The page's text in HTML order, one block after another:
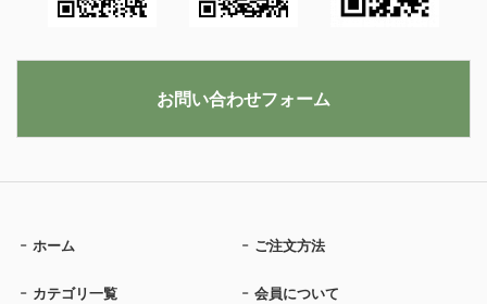
ホーム ご注文方法
カテゴリ一覧 会員について
お問い合わせフォーム